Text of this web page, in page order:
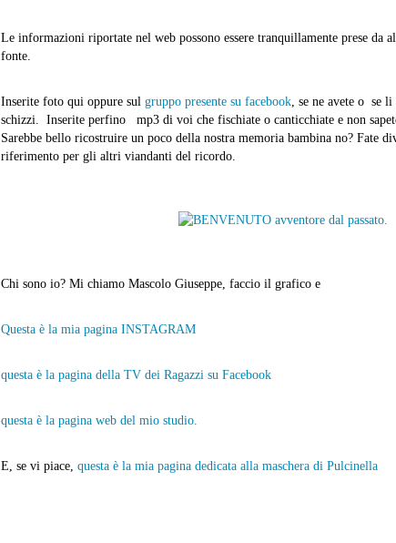
Le informazioni riportate nel web possono essere tranquillamente prese da
fonte.
Inserite foto qui oppure sul gruppo presente su facebook, se ne avete o se li
schizzi. Inserite perfino mp3 di voi che fischiate o canticchiate e non
Sarebbe bello ricostruire un poco della nostra memoria bambina no? Fate
riferimento per gli altri viandanti del ricordo.
Chi sono io? Mi chiamo Mascolo Giuseppe, faccio il grafico e
Questa è la mia pagina INSTAGRAM
questa è la pagina della TV dei Ragazzi su Facebook
questa è la pagina web del mio studio.
E, se vi piace, questa è la mia pagina dedicata alla maschera di Pulcinella